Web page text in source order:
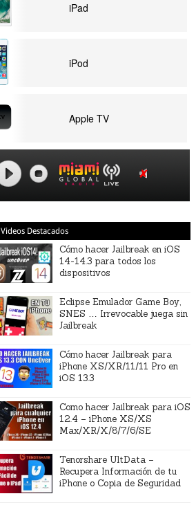
iPad
iPod
Apple TV
Videos Destacados
Cómo hacer Jailbreak en iOS
14-14.3 para todos los
dispositivos
Eclipse Emulador Game Boy,
SNES … Irrevocable juega sin
Jailbreak
Cómo hacer Jailbreak para
iPhone XS/XR/11/11 Pro en
iOS 13.3
Como hacer Jailbreak para iOS
12.4 – iPhone XS/XS
Max/XR/X/8/7/6/SE
Tenorshare UltData –
Recupera Información de tu
iPhone o Copia de Seguridad